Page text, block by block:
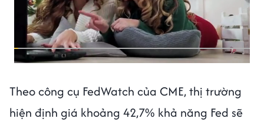
Theo công cụ FedWatch của CME, thị trường
hiện định giá khoảng 42,7% khả năng Fed sẽ